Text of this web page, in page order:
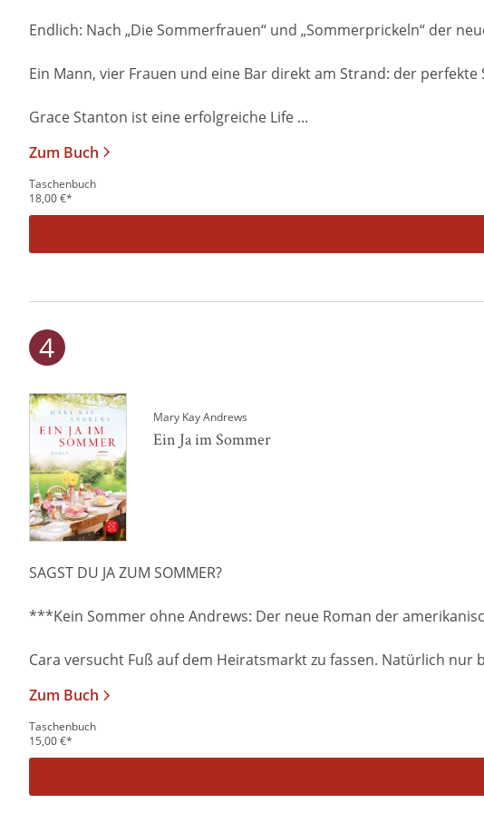
Endlich: Nach „Die Sommerfrauen“ und „Sommerprickeln“ der
Ein Mann, vier Frauen und eine Bar direkt am Strand: der
Grace Stanton ist eine erfolgreiche Life ...
Zum Buch
Taschenbuch
18,00€*
Mary Kay Andrews
Ein Ja im Sommer
SAGST DU JA ZUM SOMMER?
***Kein Sommer ohne Andrews: Der neue Roman der
Cara versucht Fuß auf dem Heiratsmarkt zu fassen. Natürlich
Zum Buch
Taschenbuch
15,00€*